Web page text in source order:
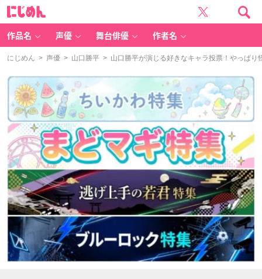
作品名 声優 舞台俳優 作者名
にじめん > 声優 > 山口勝平 > 山口勝平が演じる好きなキャラ投票！やっぱ